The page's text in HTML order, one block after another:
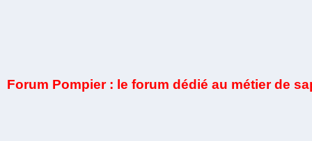
Forum Pompier : le forum dédié au métier de